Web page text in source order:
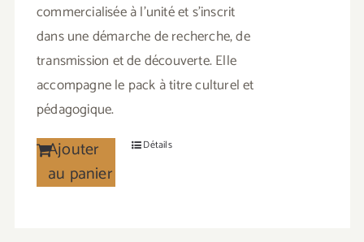
commercialisée à l’unité et s’inscrit
dans une démarche de recherche, de
transmission et de découverte. Elle
accompagne le pack à titre culturel et
pédagogique.
Ajouter
au panier
Détails